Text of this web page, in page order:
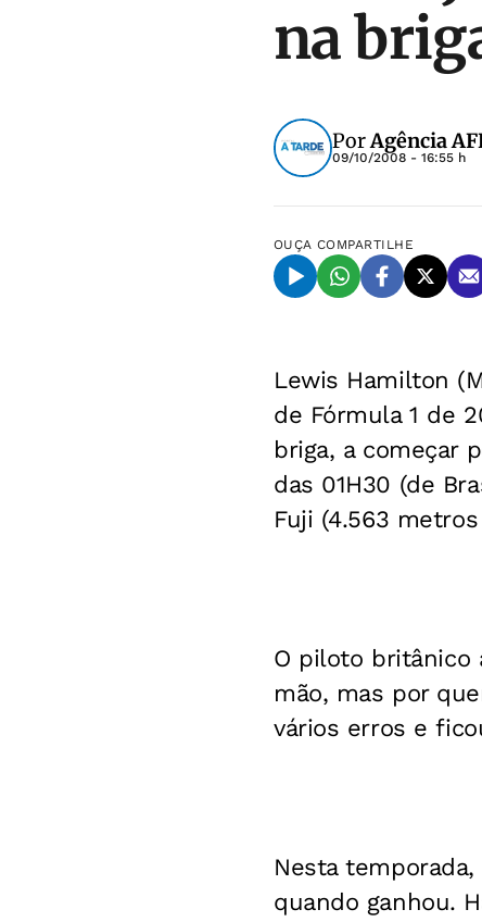
na
PorAgência
09/10/2008 - 16:55 h
OUÇA COMPARTILHE
Lewis Hamilton
de Fórmula 1 de
briga, a começar
das 01H30 (de
Fuji (4.563
O piloto britânico
mão, mas por
vários erros e
Nesta
quando ganhou.